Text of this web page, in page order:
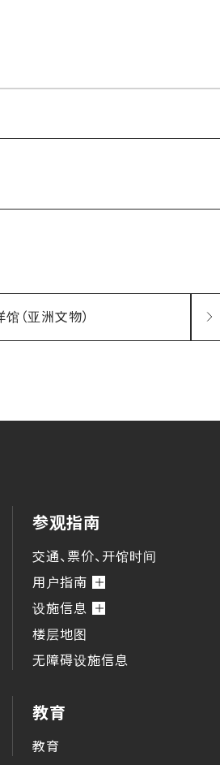
（亚洲文物）
参观指南
交通、票价、开馆时间
用户指南
设施信息
楼层地图
无障碍设施信息
教育
教育